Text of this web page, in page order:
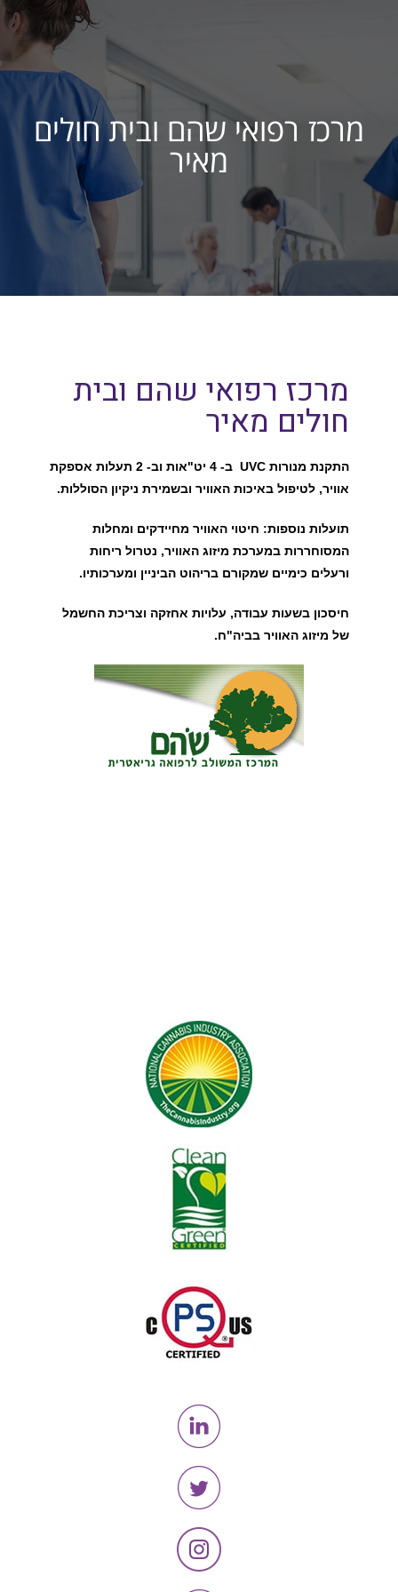
מרכז רפואי שהם ובית חולים
מאיר
מרכז רפואי שהם ובית
חולים מאיר
התקנת מנורות UVC ב- 4 יט"אות וב- 2 תעלות אספקת
אוויר, לטיפול באיכות האוויר ובשמירת ניקיון הסוללות.
תועלות נוספות: חיטוי האוויר מחיידקים ומחלות
המסוחררות במערכת מיזוג האוויר, נטרול ריחות
ורעלים כימיים שמקורם בריהוט הביניין ומערכותיו.
חיסכון בשעות עבודה, עלויות אחזקה וצריכת החשמל
של מיזוג האוויר בביה"ח.